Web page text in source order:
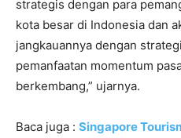
strategis dengan para
kota besar di Indonesia dan
jangkauannya dengan
pemanfaatan momentum
berkembang,” ujarnya.
Baca juga : Singapore